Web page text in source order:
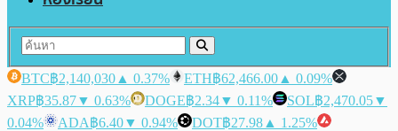
BTC฿2,140,030 ▲ 0.37% ETH฿62,466.00 ▲ 0.09%
XRP฿35.87▼ 0.63% DOGE฿2.34▼ 0.11% SOL฿2,470.05▼
0.04%
ADA฿6.40▼ 0.94% DOT฿27.98 ▲ 1.25%